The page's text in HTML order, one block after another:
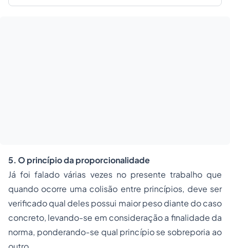
5. O princípio da proporcionalidade
Já foi falado várias vezes no presente trabalho que
quando ocorre uma colisão entre princípios, deve ser
verificado qual deles possui maior peso diante do caso
concreto, levando-se em consideração a finalidade da
norma, ponderando-se qual princípio se sobreporia ao